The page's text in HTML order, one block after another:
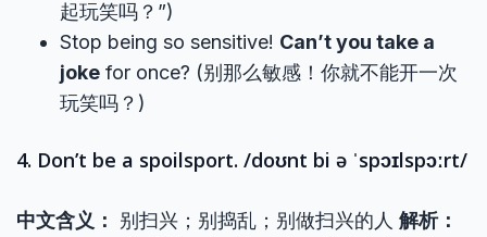
起玩笑吗？”)
Stop being so sensitive! Can’t you take a
joke for once? (别那么敏感！你就不能开一次
玩笑吗？)
4. Don’t be a spoilsport. /doʊnt bi ə ˈspɔɪlspɔːrt/
中文含义： 别扫兴；别捣乱；别做扫兴的人 解析：